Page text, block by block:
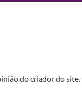
do criador do site.